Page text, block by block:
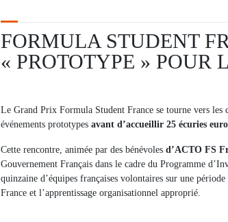
FORMULA STUDENT
« PROTOTYPE » POUR
Le Grand Prix Formula Student France se tourne vers les
événements prototypes avant d’accueillir 25 écuries
Cette rencontre, animée par des bénévoles d’ACTO FS
Gouvernement Français dans le cadre du Programme
quinzaine d’équipes françaises volontaires sur une
France et l’apprentissage organisationnel approprié.